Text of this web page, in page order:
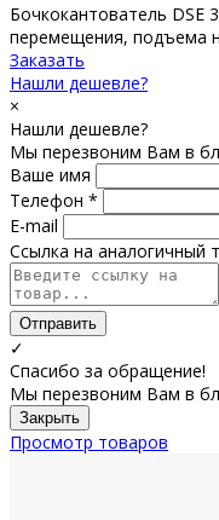
Бочкокантователь DSE
перемещения, подъема
Заказать
Нашли дешевле?
×
Нашли дешевле?
Мы перезвоним Вам в
Ваше имя
Телефон *
E-mail
Ссылка на аналогичный
Отправить
✓
Спасибо за обращение!
Мы перезвоним Вам в
Закрыть
Просмотр товаров